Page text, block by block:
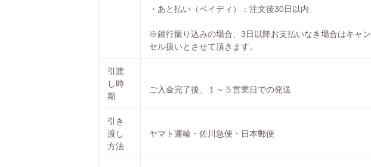
・あと払い（ペイディ）：注文後30日以内
※銀行振り込みの場合、3日以降お支払いなき場合はキャン
セル扱いとさせて頂きます。
引渡
し時
期
ご入金完了後、１～５営業日での発送
引き
渡し
方法
ヤマト運輸・佐川急便・日本郵便